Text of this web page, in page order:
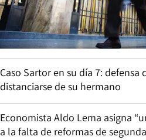
Caso Sartor en su día 7: defensa
distanciarse de su hermano
Economista Aldo Lema asigna
a la falta de reformas de